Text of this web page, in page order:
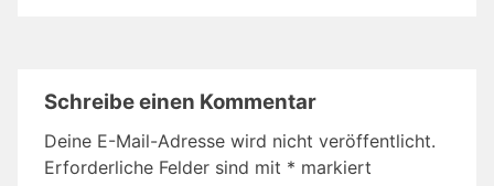
Schreibe einen Kommentar
Deine E-Mail-Adresse wird nicht veröffentlicht.
Erforderliche Felder sind mit * markiert